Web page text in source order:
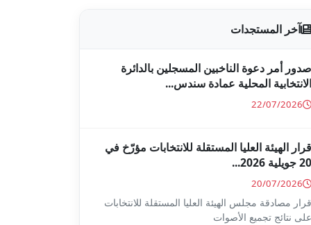
آخر المستجدات
صدور أمر دعوة الناخبين المسجلين بالدائرة
الانتخابية المحلية عمادة سندس...
22/07/2026
قرار الهيئة العليا المستقلة للانتخابات مؤرّخ في
20 جويلية 2026...
20/07/2026
قرار مصادقة مجلس الهيئة العليا المستقلة للانتخابات
على نتائج تجميع الأصوات